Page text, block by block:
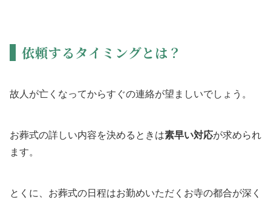
依頼するタイミングとは？
故人が亡くなってからすぐの連絡が望ましいでしょう。
お葬式の詳しい内容を決めるときは素早い対応が求められ
ます。
とくに、お葬式の日程はお勤めいただくお寺の都合が深く